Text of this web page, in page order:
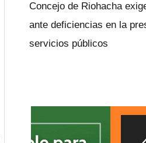
Concejo de Riohacha
ante deficiencias en la
servicios públicos